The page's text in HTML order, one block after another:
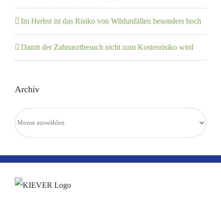
Im Herbst ist das Risiko von Wildunfällen besonders hoch
Damit der Zahnarztbesuch nicht zum Kostenrisiko wird
Archiv
Archiv